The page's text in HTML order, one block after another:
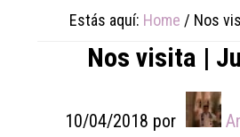
Estás aquí: Home / Nos
Nos visita |
10/04/2018 por